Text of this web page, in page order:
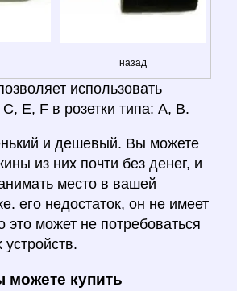
назад
использовать
E, F в розетки типа: A, B.
и дешевый. Вы можете
из них почти без денег, и
место в вашей
его недостаток, он не имеет
это может не потребоваться
купить